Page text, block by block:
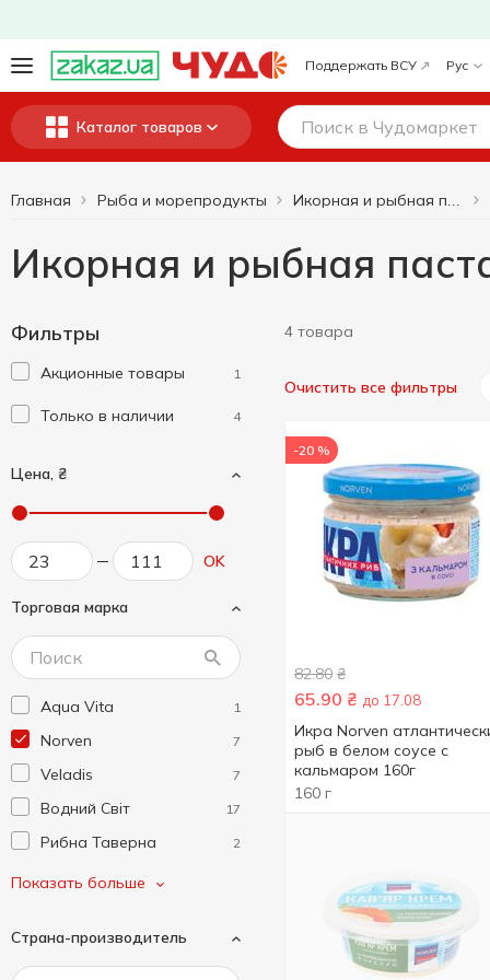
Поддержать ВСУ Рус
Каталог товаров
Главная Рыба и морепродукты
Икорная и рыбная
Фильтры
Акционные товары 1
Только в наличии 4
Цена, ₴
OK
Торговая марка
Aqua Vita 1
Norven 7
Veladis 7
Водний Світ 17
Рибна Таверна 2
Русалочка
Показать больше
Страна-производитель
4 товара
Очистить все фильтры
-20 %
82.80 ₴
65.90 ₴ до 17.08
Икра Norven
рыб в белом соусе с
кальмаром 160г
160 г